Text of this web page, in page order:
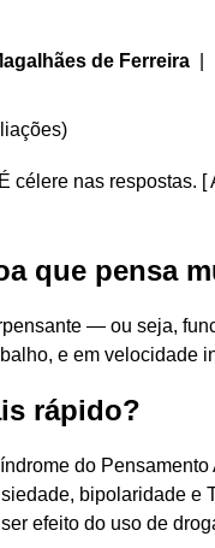
de Ferreira |
)
célere nas respostas. [
que pensa
— ou seja,
e em velocidade
rápido?
do
bipolaridade e
efeito do uso de